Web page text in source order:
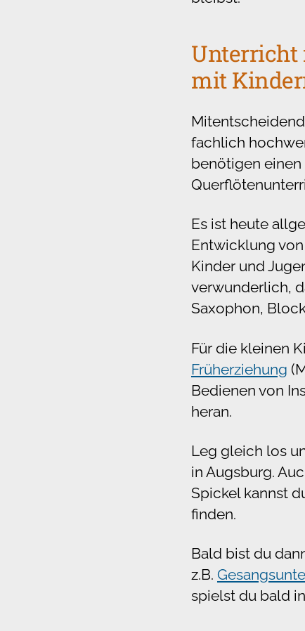
Unterricht
mit
fachlich
benötigen
Es ist heute
Entwicklung
Kinder und
verwunderlich,
Saxophon,
Für die kleinen
Früherziehung
Bedienen von
heran.
Leg gleich los
in Augsburg.
Spickel kannst
finden.
Bald bist du
z.B.
spielst du bald